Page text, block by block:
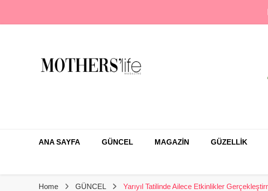
ANA SAYFA GÜNCEL MAGAZİN GÜZELLİK
Home GÜNCEL Yarıyıl Tatilinde Ailece Etkinlikler